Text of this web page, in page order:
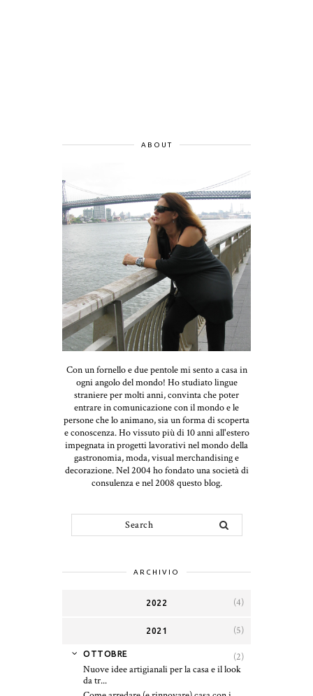
ABOUT
Con un fornello e due pentole mi sento a casa in
ogni angolo del mondo! Ho studiato lingue
straniere per molti anni, convinta che poter
entrare in comunicazione con il mondo e le
persone che lo animano, sia un forma di scoperta
e conoscenza. Ho vissuto più di 10 anni all'estero
impegnata in progetti lavorativi nel mondo della
gastronomia, moda, visual merchandising e
decorazione. Nel 2004 ho fondato una società di
consulenza e nel 2008 questo blog.
ARCHIVIO
2022 (4)
2021 (5)
▼ OTTOBRE
(2)
Nuove idee artigianali per la casa e il look
da tr...